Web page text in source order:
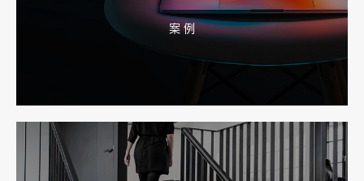
宁波企业官网改版怎么做？先排老站URL和收录保留
2026-08-10 16:43:21
案 例